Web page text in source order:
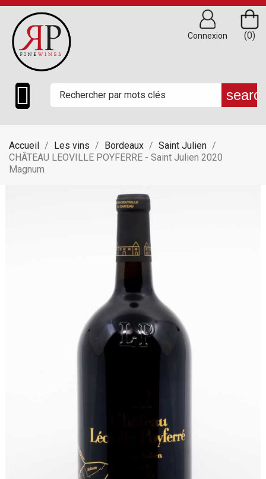

(0)
Connexion
Accueil Les vins Bordeaux
Saint Julien
CHÂTEAU LEOVILLE POYFERRE - Saint Julien 2020
Magnum